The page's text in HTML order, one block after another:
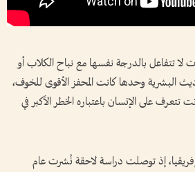
لا تتفاعل بالدرجة نفسها مع نباح الكلاب أو
البشرية وحدها كانت المحفز الأقوى للخوف،
تتعرف على الإنسان باعتباره الخطر الأكبر في
إذ توصلت دراسة لاحقة نُشرت عام